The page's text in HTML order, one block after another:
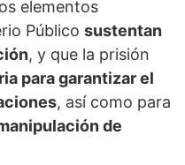
elementos
Público sustentan
, y que la prisión
para garantizar el
, así como para
de